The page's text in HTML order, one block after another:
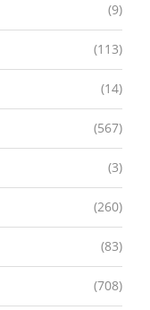
(9)
(113)
(14)
(567)
(3)
(260)
(83)
(708)